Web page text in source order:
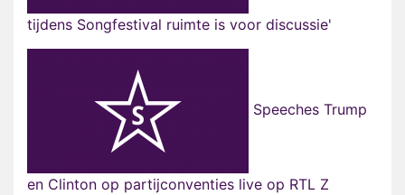
tijdens Songfestival ruimte is voor discussie'
Speeches Trump
en Clinton op partijconventies live op RTL Z